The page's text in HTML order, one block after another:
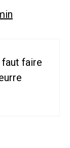
faut faire